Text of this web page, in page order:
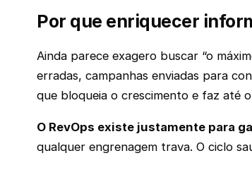
Por que enriquecer
Ainda parece exagero buscar “o
erradas, campanhas enviadas para
que bloqueia o crescimento e faz até
O RevOps existe justamente para
qualquer engrenagem trava. O ciclo